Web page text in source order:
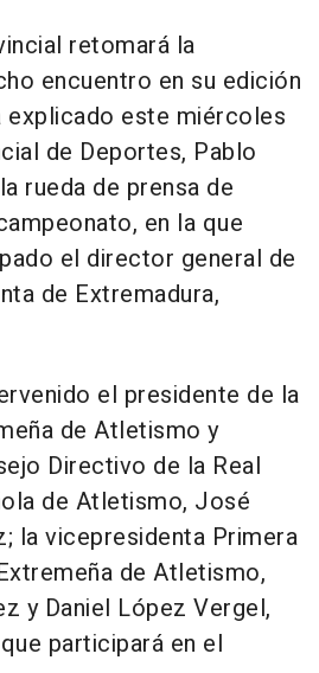
retomará la
encuentro en su edición
explicado este miércoles
de Deportes, Pablo
rueda de prensa de
en la que
el director general de
de Extremadura,
el presidente de la
de Atletismo y
Directivo de la Real
de Atletismo, José
la vicepresidenta Primera
de Atletismo,
y Daniel López Vergel,
participará en el